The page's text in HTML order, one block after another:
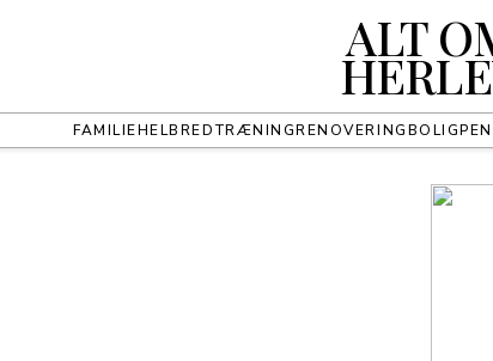
ALT
FAMILIEHELBREDTRÆNINGRENOVERINGBOLIG